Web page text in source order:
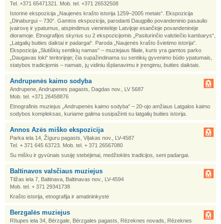
Tel. +371 65471321. Mob. tel. +371 26532508
Istorinė ekspozicija „Naujenės krašto istorija 1259–2005 metais“. Ekspozicija
„Dinaburgui – 730“. Gamtos ekspozicija, parodanti Daugpilio povandeninio pasaulio
įvairovę ir ypatumus, atspindimus vienintelėje Latvijoje esančioje povandeninėje
dioramoje. Etnografijos skyrius su 2 ekspozicijomis „Pasiturinčio valstiečio kambarys“,
„Latgalių buities daiktai ir padargai“. Paroda „Naujenės krašto švietimo istorija“.
Ekspozicija „Slutiškių sentikių namas“ – muziejaus filiale, kuris yra gamtos parko
„Daugavas loki“ teritorijoje; čia supažindinama su sentikių gyvenimo būdo ypatumais,
statybos tradicijomis – namais, jų vidiniu išplanavimu ir įrengimu, buities daiktais.
Andrupenės kaimo sodyba
Andrupene, Andrupenes pagasts, Dagdas nov., LV 5687
Mob. tel. +371 26458876
Etnografinis muziejus „Andrupenės kaimo sodyba“ – 20-ojo amžiaus Latgalos kaimo
sodybos kompleksas, kuriame galima susipažinti su latgalių buities istorija.
Annos Azės miško ekspozicija
Parka iela 14, Žīguru pagasts, Viļakas nov., LV-4587
Tel. + 371 645 63723. Mob. tel. + 371 26567080
Su mišku ir gyvūnais susiję stebėjimai, medžioklės tradicijos, seni padargai.
Baltinavos valsčiaus muziejus
Tilžas iela 7, Baltinava, Baltinavas nov., LV-4594
Mob. tel. + 371 29341738
Krašto istorija, etnografija ir amatininkystė
Berzgalės muziejus
Rītupes iela 34, Bērzgale, Bērzgales pagasts, Rēzeknes novads, Rēzeknes